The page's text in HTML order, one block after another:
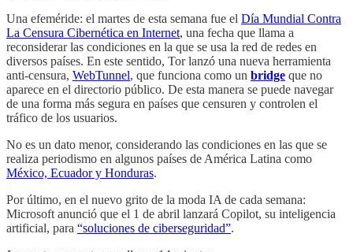
Una efeméride: el martes de esta semana fue el Día Mundial Contra
La Censura Cibernética en Internet, una fecha que llama a
reconsiderar las condiciones en la que se usa la red de redes en
diversos países. En este sentido, Tor lanzó una nueva herramienta
anti-censura, WebTunnel, que funciona como un bridge que no
aparece en el directorio público. De esta manera se puede navegar
de una forma más segura en países que censuren y controlen el
tráfico de los usuarios.
No es un dato menor, considerando las condiciones en las que se
realiza periodismo en algunos países de América Latina como
México, Ecuador y Honduras.
Por último, en el nuevo grito de la moda IA de cada semana:
Microsoft anunció que el 1 de abril lanzará Copilot, su inteligencia
artificial, para “soluciones de ciberseguridad”.